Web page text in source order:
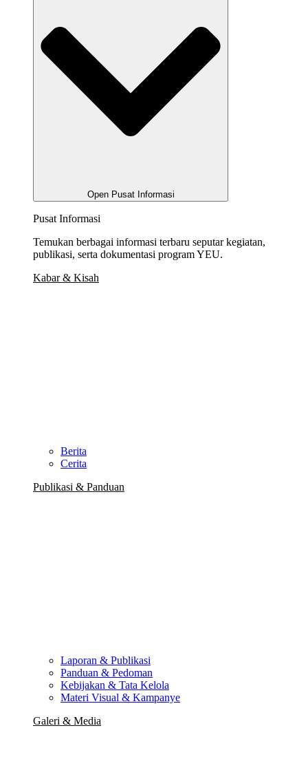
Open Pusat Informasi
Pusat Informasi
Temukan berbagai informasi terbaru seputar kegiatan,
publikasi, serta dokumentasi program YEU.
Kabar & Kisah
Berita
Cerita
Publikasi & Panduan
Laporan & Publikasi
Panduan & Pedoman
Kebijakan & Tata Kelola
Materi Visual & Kampanye
Galeri & Media